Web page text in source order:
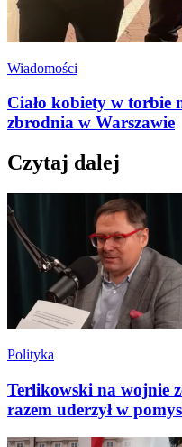
Wiadomości
Ciało kobiety w torbie
zbrodnia w Warszawie
Czytaj dalej
Polityka
Terlikowski na wojnie
razem uderzył w